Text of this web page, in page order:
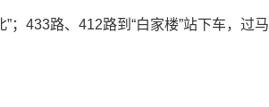
；433路、412路到“白家楼”站下车，过